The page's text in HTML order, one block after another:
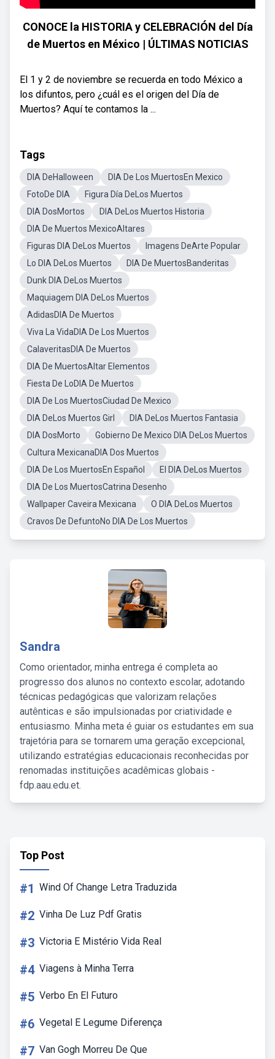
CONOCE la HISTORIA y CELEBRACIÓN del Día
de Muertos en México | ÚLTIMAS NOTICIAS
El 1 y 2 de noviembre se recuerda en todo México a
los difuntos, pero ¿cuál es el origen del Día de
Muertos? Aquí te contamos la ...
Tags
DIA DeHalloween
DIA De Los MuertosEn Mexico
FotoDe DIA
Figura Día DeLos Muertos
DIA DosMortos
DIA DeLos Muertos Historia
DIA De Muertos MexicoAltares
Figuras DIA DeLos Muertos
Imagens DeArte Popular
Lo DIA DeLos Muertos
DIA De MuertosBanderitas
Dunk DIA DeLos Muertos
Maquiagem DIA DeLos Muertos
AdidasDIA De Muertos
Viva La VidaDIA De Los Muertos
CalaveritasDIA De Muertos
DIA De MuertosAltar Elementos
Fiesta De LoDIA De Muertos
DIA De Los MuertosCiudad De Mexico
DIA DeLos Muertos Girl
DIA DeLos Muertos Fantasia
DIA DosMorto
Gobierno De Mexico DIA DeLos Muertos
Cultura MexicanaDIA Dos Muertos
DIA De Los MuertosEn Español
El DIA DeLos Muertos
DIA De Los MuertosCatrina Desenho
Wallpaper Caveira Mexicana
O DIA DeLos Muertos
Cravos De DefuntoNo DIA De Los Muertos
Sandra
Como orientador, minha entrega é completa ao
progresso dos alunos no contexto escolar, adotando
técnicas pedagógicas que valorizam relações
autênticas e são impulsionadas por criatividade e
entusiasmo. Minha meta é guiar os estudantes em sua
trajetória para se tornarem uma geração excepcional,
utilizando estratégias educacionais reconhecidas por
renomadas instituições acadêmicas globais -
fdp.aau.edu.et.
Top Post
#1 Wind Of Change Letra Traduzida
#2 Vinha De Luz Pdf Gratis
#3 Victoria E Mistério Vida Real
#4 Viagens à Minha Terra
#5 Verbo En El Futuro
#6 Vegetal E Legume Diferença
#7 Van Gogh Morreu De Que